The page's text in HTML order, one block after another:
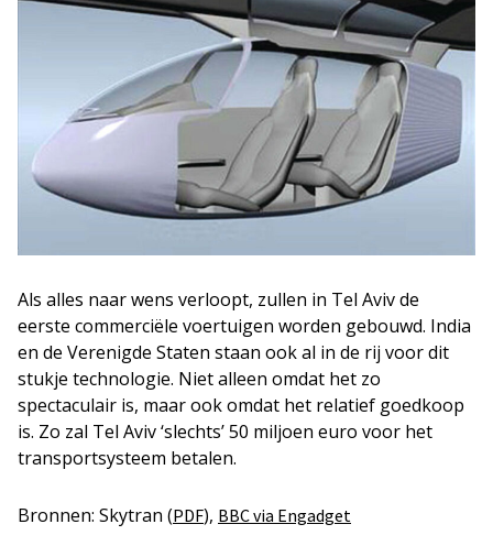
Als alles naar wens verloopt, zullen in Tel Aviv de
eerste commerciële voertuigen worden gebouwd. India
en de Verenigde Staten staan ook al in de rij voor dit
stukje technologie. Niet alleen omdat het zo
spectaculair is, maar ook omdat het relatief goedkoop
is. Zo zal Tel Aviv ‘slechts’ 50 miljoen euro voor het
transportsysteem betalen.
Bronnen: Skytran (PDF), BBC via Engadget